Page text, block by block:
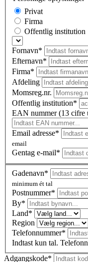
Privat
Firma
Offentlig institution
Fornavn*
Efternavn*
Firma*
Afdeling
Momsreg.nr.
Offentlig institution*
EAN nummer (13 cifre
Email adresse*
email
Gentag e-mail*
Gadenavn*
minimum ét tal
Postnummer*
By*
Land*
Region
Telefonnummer*
Indtast kun tal.
Adgangskode*